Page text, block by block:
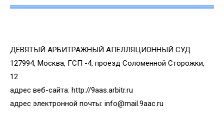
Вы здесь:
ДЕВЯТЫЙ АРБИТРАЖНЫЙ АПЕЛЛЯЦИОННЫЙ СУД
127994, Москва, ГСП -4, проезд Соломенной Сторожки,
12
адрес веб-сайта: http://9aas.arbitr.ru
адрес электронной почты: info@mail.9aac.ru